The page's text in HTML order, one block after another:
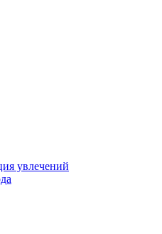
увлечений